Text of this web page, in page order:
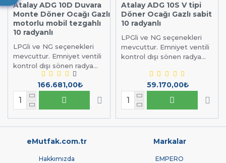
Atalay ADG 10D Duvara
Monte Döner Ocağı Gazlı
motorlu mobil tezgahlı
10 radyanlı
LPGli ve NG seçenekleri
mevcuttur. Emniyet ventili
kontrol dışı sönen radya...
166.681,00₺
Atalay ADG 10S V tipi
Döner Ocağı Gazlı sabit
10 radyanlı
LPGli ve NG seçenekleri
mevcuttur. Emniyet ventili
kontrol dışı sönen radya...
59.170,00₺
eMutfak.com.tr
Hakkımızda
Markalar
EMPERO